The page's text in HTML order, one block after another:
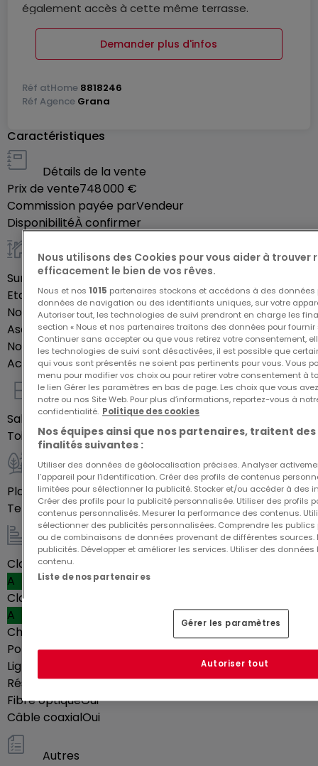
également accès à cette même terrasse.
Deux chambres disposent chacune d'un accès
terrasse privative de 13,62 m².
douche, un WC séparé et un agencement
- Résidence moderne libre sur quatre côtés
- Petite copropriété (4 appartements et 2
- Ascenseur
- Penthouse avec double exposition
- Cave privative incluse
- TVA 3% réduit comprise dans le prix (sous
condition d'acceptation)
- Livraison prévue : 2ème trimestre 2027
Un emplacement de parking intérieur est inclus
dans le prix.
Contactez-nous sans engagement dès
maintenant pour plus d'informations ou organiser
un rendez-vous :
+352 691 255 036 / +352 28 79 26 06 /
info@efapromo.lu
Demander plus d'infos
Réf atHome 8818246
Réf Agence Grana
Caractéristiques
Détails de la vente
Prix de vente748 000 €
Commission payée parVendeur
DisponibilitéÀ confirmer
Général
Surface habitable72,1m²
Etage du bien2
Nombre d'étages total4
AscenseurOui
Nombre de chambres2
Accès mobilité réduiteOui
Intérieur
Salles de douche 1
Toilettes séparées1
Extérieur
Place(s) de parking en intérieur1
Terrasse32,95m²
Energie / Chauffage
Classe énergétique
A
Classe d'isolation thermique
A
Chauffage au sol
Pompe à chaleurOui
Ligne téléphonique
Réseau EthernetOui
Fibre optiqueOui
Câble coaxialOui
Autres
Nous utilisons des Cookies pour vous aider à trouver
efficacement le bien de vos rêves.
Nous et nos 1015 partenaires stockons et accédons à des
données de navigation ou des identifiants uniques, sur votre
Autoriser tout, les technologies de suivi prendront en charge les
section « Nous et nos partenaires traitons des données pour fournir
Continuer sans accepter ou que vous retirez votre consentement,
les technologies de suivi sont désactivées, il est possible que
qui vous sont présentés ne soient pas pertinents pour vous. Vous
menu pour modifier vos choix ou pour retirer votre consentement à
le lien Gérer les paramètres en bas de page. Les choix que vous
notre ou nos Site Web. Pour plus d’informations, reportez-vous à
confidentialité. Politique des cookies
Nos équipes ainsi que nos partenaires, traitent
finalités suivantes :
Utiliser des données de géolocalisation précises. Analyser
l’appareil pour l’identification. Créer des profils de contenus
limitées pour sélectionner la publicité. Stocker et/ou accéder à des
Créer des profils pour la publicité personnalisée. Utiliser des profils
contenus personnalisés. Mesurer la performance des contenus.
sélectionner des publicités personnalisées. Comprendre les
ou de combinaisons de données provenant de différentes sources.
publicités. Développer et améliorer les services. Utiliser des
contenu.
Liste de nos partenaires
Gérer les paramètres
Autoriser tout